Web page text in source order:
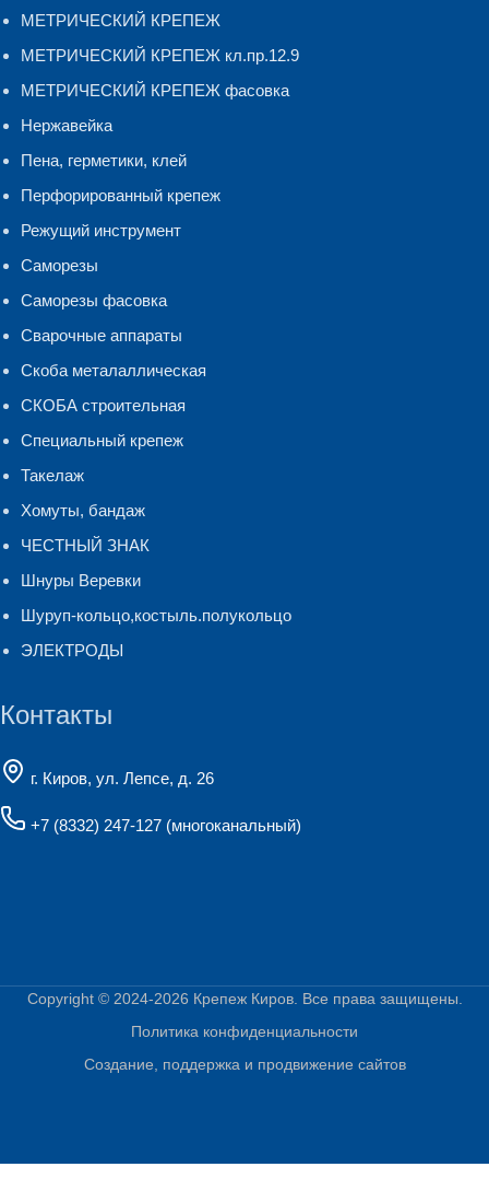
МЕТРИЧЕСКИЙ КРЕПЕЖ
МЕТРИЧЕСКИЙ КРЕПЕЖ кл.пр.12.9
МЕТРИЧЕСКИЙ КРЕПЕЖ фасовка
Нержавейка
Пена, герметики, клей
Перфорированный крепеж
Режущий инструмент
Саморезы
Саморезы фасовка
Сварочные аппараты
Скоба металаллическая
СКОБА строительная
Специальный крепеж
Такелаж
Хомуты, бандаж
ЧЕСТНЫЙ ЗНАК
Шнуры Веревки
Шуруп-кольцо,костыль.полукольцо
ЭЛЕКТРОДЫ
Контакты
г. Киров, ул. Лепсе, д. 26
+7 (8332) 247-127 (многоканальный)
Copyright © 2024-2026 Крепеж Киров. Все права защищены.
Политика конфиденциальности
Создание, поддержка и продвижение сайтов